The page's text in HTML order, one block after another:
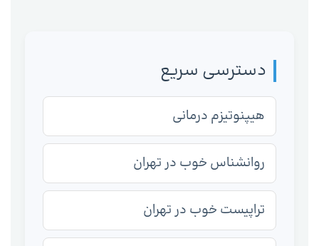
دسترسی سریع
هیپنوتیزم درمانی
روانشناس خوب در تهران
تراپیست خوب در تهران